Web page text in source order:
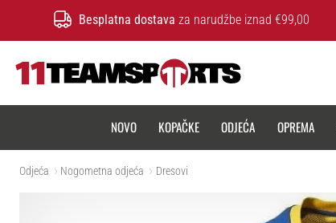
Besplatna dostava za narudžbe iznad €99,00
NOVO KOPAČKE ODJEĆA OPREMA
Odjeća Nogometna odjeća Dresovi